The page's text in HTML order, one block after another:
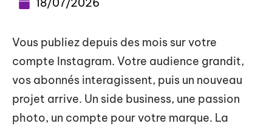
Vous publiez depuis des mois sur votre
compte Instagram. Votre audience grandit,
vos abonnés interagissent, puis un nouveau
projet arrive. Un side business, une passion
photo, un compte pour votre marque. La